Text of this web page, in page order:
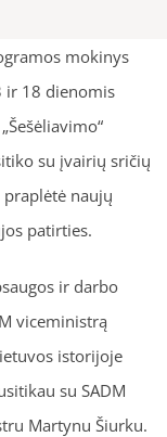
mokinys
ir 18 dienomis
su įvairių sričių
naujų
patirties.
ir darbo
viceministrą
istorijoje
su SADM
Martynu Šiurku.